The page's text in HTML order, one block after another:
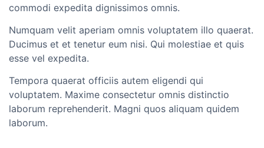
commodi expedita dignissimos omnis.
Numquam velit aperiam omnis voluptatem illo quaerat.
Ducimus et et tenetur eum nisi. Qui molestiae et quis
esse vel expedita.
Tempora quaerat officiis autem eligendi qui
voluptatem. Maxime consectetur omnis distinctio
laborum reprehenderit. Magni quos aliquam quidem
laborum.